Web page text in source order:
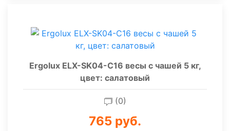
Ergolux ELX-SK04-C16 весы с чашей 5 кг,
цвет: салатовый
(0)
765 руб.